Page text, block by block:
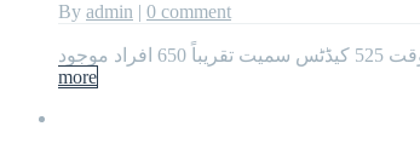
By admin | 0 comment
more